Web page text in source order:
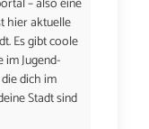
hier aktuelle
Es gibt coole
im Jugend-
dich im
Stadt sind